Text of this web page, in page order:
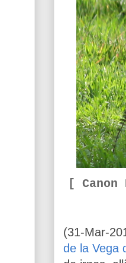
[
(31-Mar-
de la Vega